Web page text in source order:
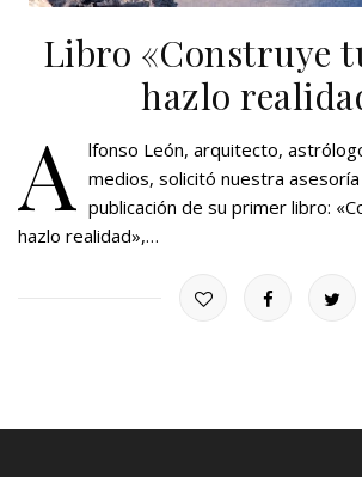
Libro «Construye
hazlo
A lfonso León, arquitecto,
medios, solicitó nuestra
publicación de su primer libro:
hazlo realidad»,…